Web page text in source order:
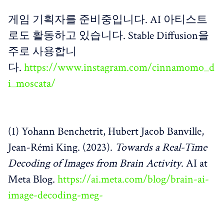
게임 기획자를 준비중입니다. AI 아티스트
로도 활동하고 있습니다. Stable Diffusion을
주로 사용합니
다. https://www.instagram.com/cinnamomo_d
i_moscata/
(1) Yohann Benchetrit, Hubert Jacob Banville,
Jean-Rémi King. (2023). Towards a Real-Time
Decoding of Images from Brain Activity. AI at
Meta Blog. https://ai.meta.com/blog/brain-ai-
image-decoding-meg-